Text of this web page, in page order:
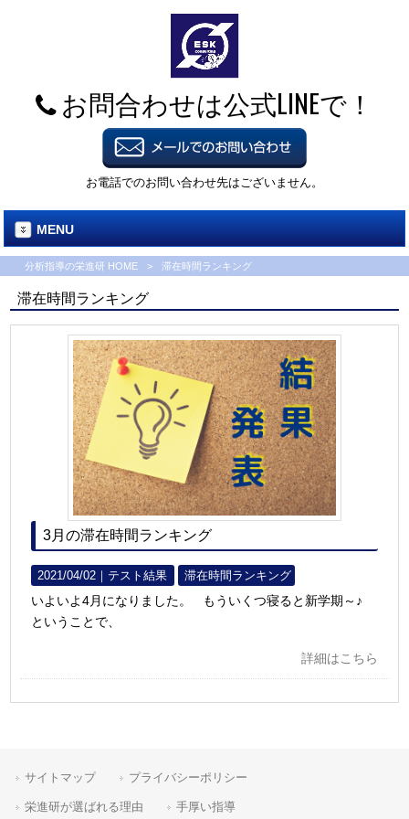
お問合わせは公式LINEで！
お電話でのお問い合わせ先はございません。
MENU
分析指導の栄進研 HOME > 滞在時間ランキング
滞在時間ランキング
3月の滞在時間ランキング
2021/04/02｜ テスト結果 滞在時間ランキング
いよいよ4月になりました。 もういくつ寝ると新学期～♪
ということで、
詳細はこちら
サイトマップ プライバシーポリシー
栄進研が選ばれる理由 手厚い指導